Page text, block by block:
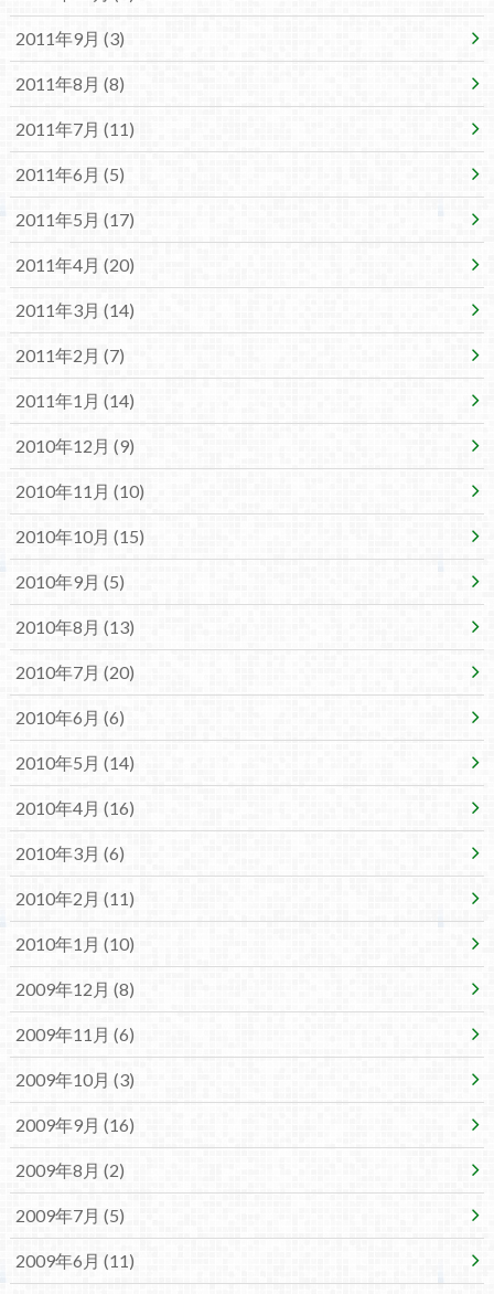
2011年9月 (3)
2011年8月 (8)
2011年7月 (11)
2011年6月 (5)
2011年5月 (17)
2011年4月 (20)
2011年3月 (14)
2011年2月 (7)
2011年1月 (14)
2010年12月 (9)
2010年11月 (10)
2010年10月 (15)
2010年9月 (5)
2010年8月 (13)
2010年7月 (20)
2010年6月 (6)
2010年5月 (14)
2010年4月 (16)
2010年3月 (6)
2010年2月 (11)
2010年1月 (10)
2009年12月 (8)
2009年11月 (6)
2009年10月 (3)
2009年9月 (16)
2009年8月 (2)
2009年7月 (5)
2009年6月 (11)